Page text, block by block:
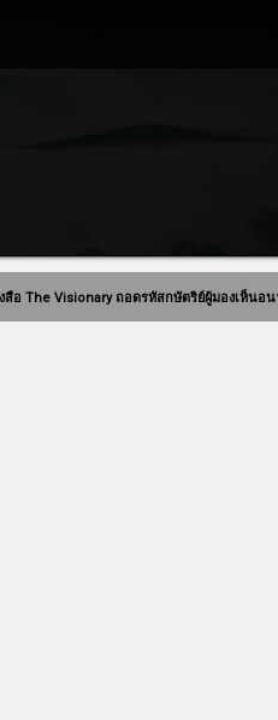
สือ The Visionary ถอดรหัสกษัตริย์ผู้มองเห็นอ